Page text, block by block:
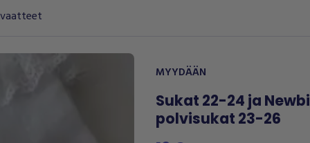
MYYDÄÄN
Sukat 22-24 ja
polvisukat 23-26